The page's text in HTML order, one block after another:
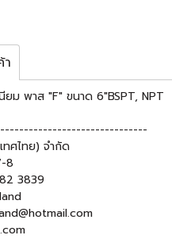
า
ยม พาส "F" ขนาด 6"BSPT, NPT
ทศไทย) จำกัด
8
3839